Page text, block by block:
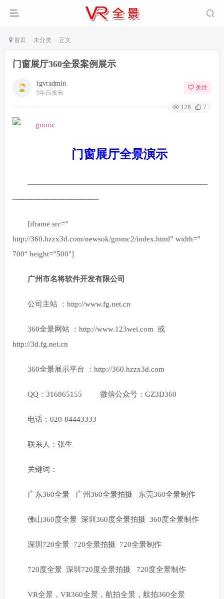
首页 未分类 正文
门窗展厅360全景案例展示
fgvradmin
9年前发布
关注
128 7
门窗展厅全景演示
————————————————————————
———————————–
[iframe src=”
http://360.hzzx3d.com/newsok/gmmc2/index.html” width=”
700″ height=”500″]
广州市名将软件开发有限公司
公司主站 ：http://www.fg.net.cn
360全景网站 ：http://www.123wei.com 或
http://3d.fg.net.cn
360全景展示平台 ：http://360.hzzx3d.com
QQ：316865155 微信公众号：GZ3D360
电话：020-84443333
联系人：张生
关键词：
广东360全景 广州360全景拍摄 东莞360全景制作
佛山360度全景 深圳360度全景拍摄 360度全景制作
深圳720全景 720全景拍摄 720全景制作
720度全景 深圳720度全景拍摄 720度全景制作
VR全景，VR360全景，航拍全景，航拍360全景